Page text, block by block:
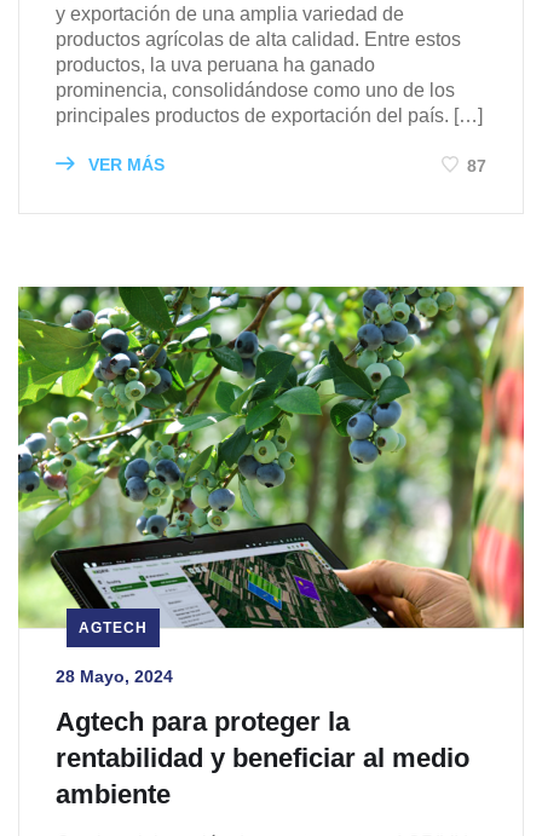
y exportación de una amplia variedad de
productos agrícolas de alta calidad. Entre estos
productos, la uva peruana ha ganado
prominencia, consolidándose como uno de los
principales productos de exportación del país. […]
VER MÁS 87
AGTECH
28 Mayo, 2024
Agtech para proteger la
rentabilidad y beneficiar al medio
ambiente